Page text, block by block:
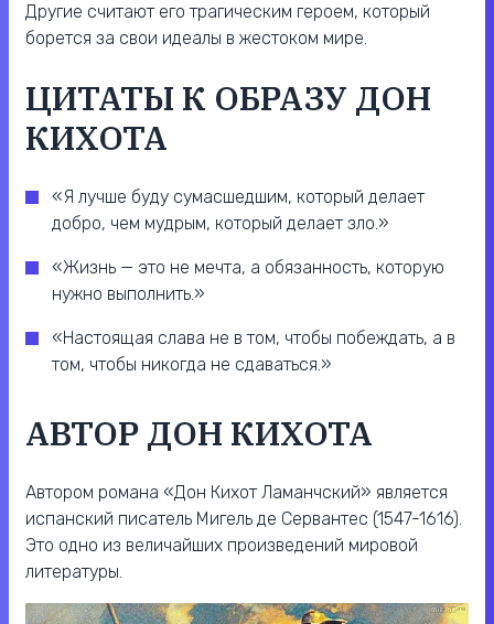
Другие считают его трагическим героем, который
борется за свои идеалы в жестоком мире.
ЦИТАТЫ К ОБРАЗУ ДОН
КИХОТА
«Я лучше буду сумасшедшим, который делает
добро, чем мудрым, который делает зло.»
«Жизнь — это не мечта, а обязанность, которую
нужно выполнить.»
«Настоящая слава не в том, чтобы побеждать, а в
том, чтобы никогда не сдаваться.»
АВТОР ДОН КИХОТА
Автором романа «Дон Кихот Ламанчский» является
испанский писатель Мигель де Сервантес (1547-1616).
Это одно из величайших произведений мировой
литературы.